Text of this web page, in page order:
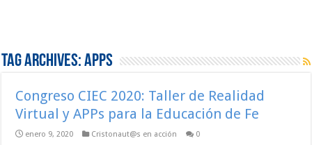
Tag Archives:APPs
Congreso CIEC 2020: Taller de Realidad
Virtual y APPs para la Educación de Fe
enero 9, 2020 Cristonaut@s en acción 0